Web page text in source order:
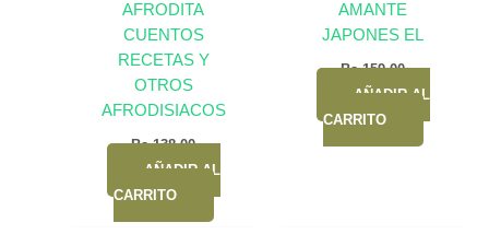
AFRODITA
CUENTOS
RECETAS Y
OTROS
AFRODISIACOS
Bs.138,00
AÑADIR AL
CARRITO
AMANTE
JAPONES EL
Bs.159,00
AÑADIR AL
CARRITO